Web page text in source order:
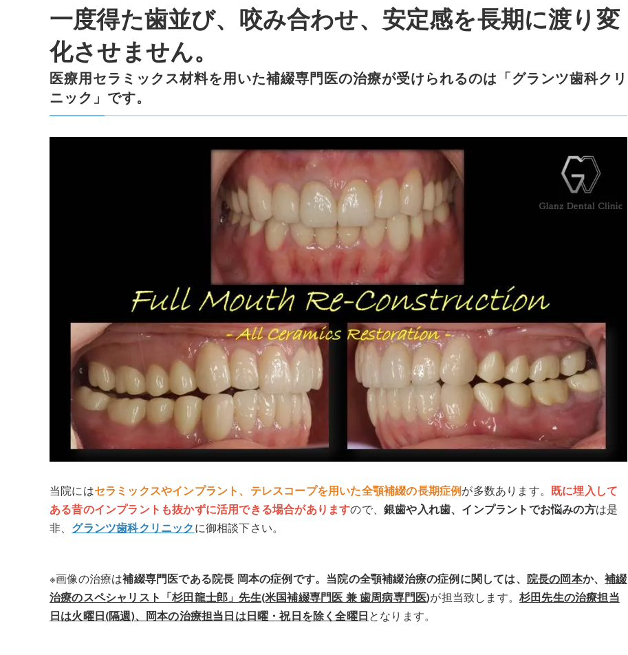
医療用セラミックス材料を用いた補綴専門医の治療が受けられるのは「グランツ歯科クリ
ニック」です。
一度得た歯並び、咬み合わせ、安定感を長期に渡り変
化させません。
当院にはセラミックスやインプラント、テレスコープを用いた全顎補綴の長期症例が多数あります。 既に埋入して
ある昔のインプラントも抜かずに活用できる場合がありますので、銀歯や入れ歯、インプラントでお悩みの方は是
非、グランツ歯科クリニックに御相談下さい。
※画像の治療は補綴専門医である院長 岡本の症例です。当院の全顎補綴治療の症例に関しては、院長の岡本か、補綴
治療のスペシャリスト「杉田龍士郎」先生(米国補綴専門医 兼 歯周病専門医)が担当致します。杉田先生の治療担当
日は火曜日(隔週)、岡本の治療担当日は日曜・祝日を除く全曜日となります。